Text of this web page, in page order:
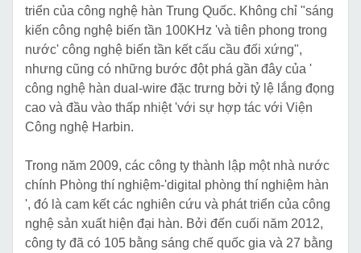
triển của công nghệ hàn Trung Quốc. Không chỉ "sáng
kiến ​​công nghệ biến tần 100KHz 'và tiên phong trong
nước' công nghệ biến tần kết cấu cầu đối xứng",
nhưng cũng có những bước đột phá gần đây của '
công nghệ hàn dual-wire đặc trưng bởi tỷ lệ lắng đọng
cao và đầu vào thấp nhiệt 'với sự hợp tác với Viện
Công nghệ Harbin.
Trong năm 2009, các công ty thành lập một nhà nước
chính Phòng thí nghiệm-'digital phòng thí nghiệm hàn
', đó là cam kết các nghiên cứu và phát triển của công
nghệ sản xuất hiện đại hàn. Bởi đến cuối năm 2012,
công ty đã có 105 bằng sáng chế quốc gia và 27 bằng